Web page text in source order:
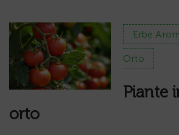
Erbe
Orto
Piante
orto